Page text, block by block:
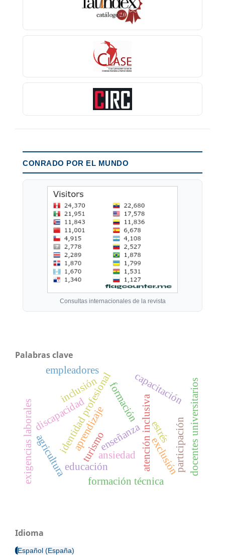
CONRADO POR EL MUNDO
Consultas internacionales de la revista
Palabras clave
formaciónatención inclusiva
identidad profesionalenseñanza
aprendizaje
inclusión
exclusión
discapacidad
capacitación
estrés
ansiedad
exigencias laborales docentes universitarios
agricultura
formación técnica
turismo
educación participación
empleadores
Idioma
Español (España)